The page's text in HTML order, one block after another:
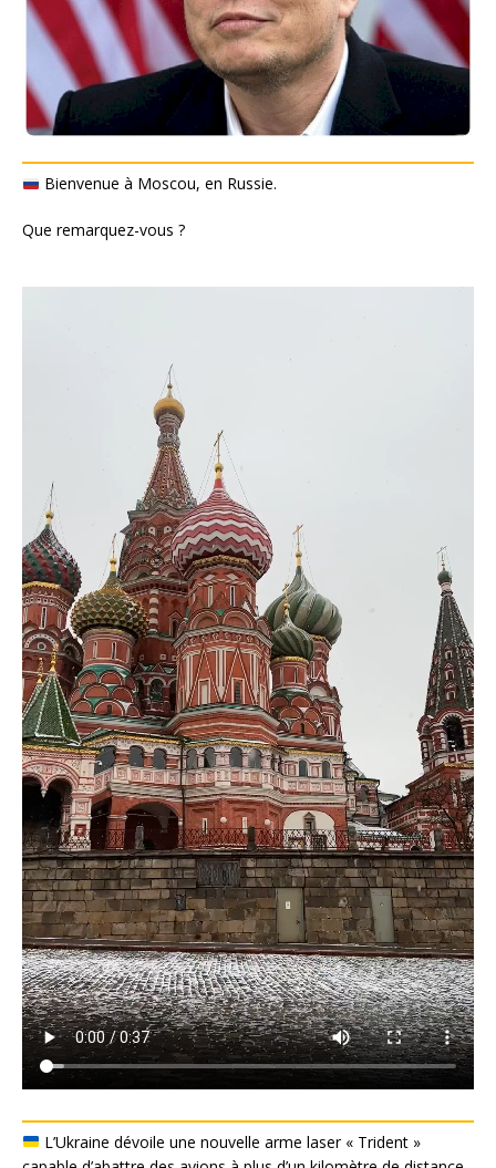
Bienvenue à Moscou, en Russie.
Que remarquez-vous ?
L’Ukraine dévoile une nouvelle arme laser « Trident »